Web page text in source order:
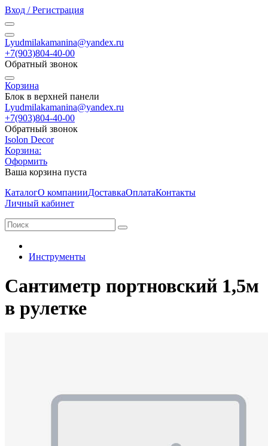
Вход / Регистрация
Lyudmilakamanina@yandex.ru
+7(903)804-40-00
Обратный звонок
Корзина
Блок в верхней панели
Lyudmilakamanina@yandex.ru
+7(903)804-40-00
Обратный звонок
Isolon Decor
Корзина:
Оформить
Ваша корзина пуста
КаталогО компанииДоставкаОплатаКонтакты
Личный кабинет
Инструменты
Сантиметр портновский 1,5м
в рулетке